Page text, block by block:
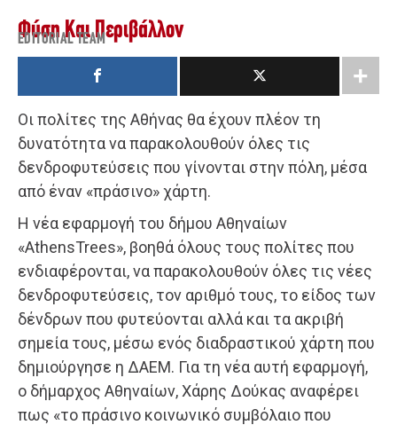
Φύση Και Περιβάλλον
EDITORIAL TEAM
Οι πολίτες της Αθήνας θα έχουν πλέον τη
δυνατότητα να παρακολουθούν όλες τις
δενδροφυτεύσεις που γίνονται στην πόλη, μέσα
από έναν «πράσινο» χάρτη.
Η νέα εφαρμογή του δήμου Αθηναίων
«AthensTrees», βοηθά όλους τους πολίτες που
ενδιαφέρονται, να παρακολουθούν όλες τις νέες
δενδροφυτεύσεις, τον αριθμό τους, το είδος των
δένδρων που φυτεύονται αλλά και τα ακριβή
σημεία τους, μέσω ενός διαδραστικού χάρτη που
δημιούργησε η ΔΑΕΜ. Για τη νέα αυτή εφαρμογή,
ο δήμαρχος Αθηναίων, Χάρης Δούκας αναφέρει
πως «το πράσινο κοινωνικό συμβόλαιο που